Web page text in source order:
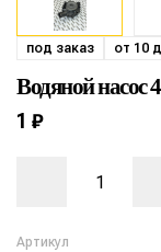
под заказ от 10
Водяной насос
Артикул
1 ₽